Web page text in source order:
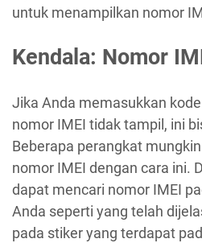
untuk menampilkan nomor
Kendala: Nomor
Jika Anda memasukkan
nomor IMEI tidak tampil, ini
Beberapa perangkat
nomor IMEI dengan cara ini.
dapat mencari nomor IMEI
Anda seperti yang telah
pada stiker yang terdapat